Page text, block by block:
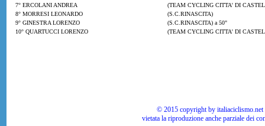
7° ERCOLANI ANDREA
(TEAM CYCLING CITTA' DI
8° MORRESI LEONARDO
(S.C.RINASCITA)
9° GINESTRA LORENZO
(S.C.RINASCITA) a 50"
10° QUARTUCCI LORENZO
(TEAM CYCLING CITTA' DI
© 2015 copyright by
vietata la riproduzione anche parziale dei